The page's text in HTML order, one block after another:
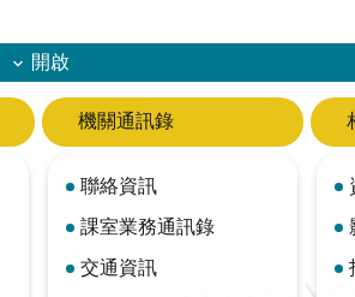
開啟
機關通訊錄
聯絡資訊
課室業務通訊錄
交通資訊